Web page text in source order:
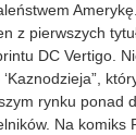
z pierwszych
DC Vertigo.
‘Kaznodzieja”,
rynku ponad
Na komiks